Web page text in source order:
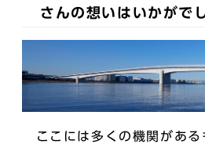
さんの想いはいかがで
ここには多くの機関がある